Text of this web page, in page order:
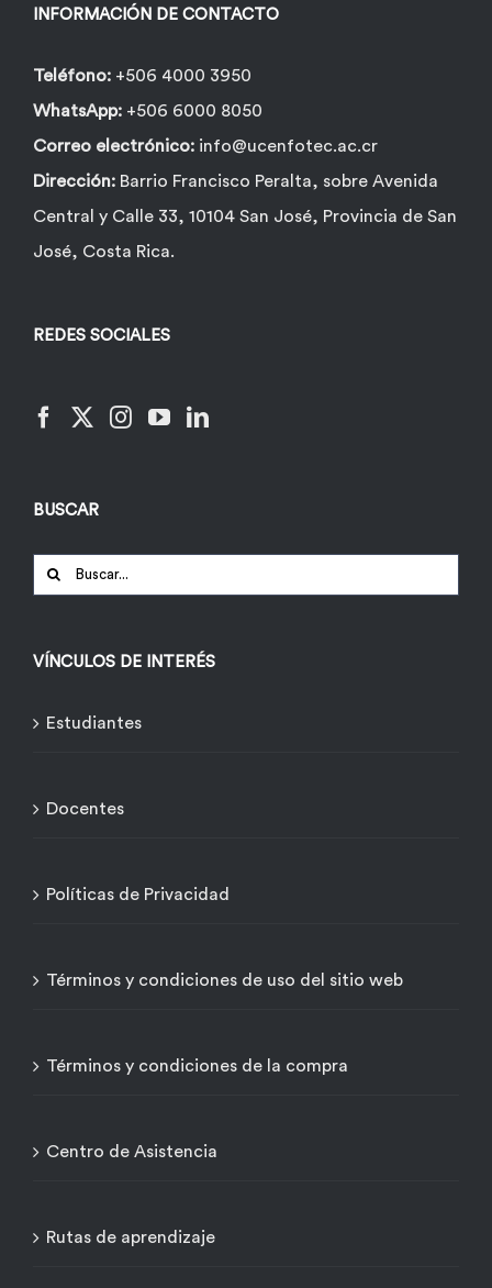
de
producto
INFORMACIÓN DE CONTACTO
Teléfono: +506 4000 3950
WhatsApp: +506 6000 8050
Correo electrónico: info@ucenfotec.ac.cr
Dirección: Barrio Francisco Peralta, sobre Avenida
Central y Calle 33, 10104 San José, Provincia de San
José, Costa Rica.
REDES SOCIALES
BUSCAR
Buscar:
VÍNCULOS DE INTERÉS
Estudiantes
Docentes
Políticas de Privacidad
Términos y condiciones de uso del sitio web
Términos y condiciones de la compra
Centro de Asistencia
Rutas de aprendizaje